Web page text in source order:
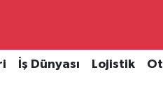
İş Dünyası Lojistik